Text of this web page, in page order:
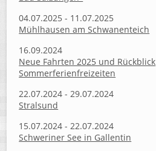
04.07.2025 - 11.07.2025
Mühlhausen am Schwanenteich
16.09.2024
Neue Fahrten 2025 und Rückblick
Sommerferienfreizeiten
22.07.2024 - 29.07.2024
Stralsund
15.07.2024 - 22.07.2024
Schweriner See in Gallentin